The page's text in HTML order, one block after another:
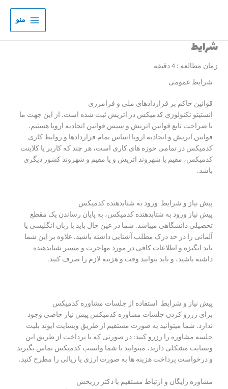
منو
شرایط
زمان مطالعه : 4 دقیقه
شرایط عمومی
قوانین حاکم بر قراردادهای ملی و فرامرزی
انستیتو تکنولوژی کدمیکس در اتریش ثبت شده است. از این جهت ما
با صراحت تابع قوانین اتریش و سپس قوانین اتحادیه اروپا هستیم.
قوانین اتریش و اتحادیه اروپا اساس تمام قراردادها و روابط کاری
کدمیکس در تمامی حوزه های کاری است، هر چند که کاربر یا کلاینت
کدمیکس، مقیم یا شهروند اتریش و یا مقیم و شهروند کشور دیگری
باشد.
پیش نیاز و شرایط ورود به شتابدهنده کدمیکس
پیش نیاز ورود به شتابدهنده کدمیکس، به پایان رساندن یک مقطع
تحصیلی دانشگاهی میباشد. شما در عین حال باید با زبان انگلیسی یا
آلمانی را در حد درک مطلب آشنایی داشته باشید. علاوه بر این شما
باید انگیزه و اطلاعات کافی در مورد مهاجرت و مسیر شتابدهنده
داشته باشید، و باید بتوانید وقت و هزینه لازم را صرف کنید.
پیش نیاز و شرایط استفاده از جلسات مشاوره کدمیکس
برای رزرو کردن جلسات مشاوره کدمیکس پیش نیاز خاصی وجود
ندارد. شما میتوانید به صورت مستقیم از طریق وبسایت ایوند بلیت
جلسه مشاوره را رزرو کنید: در صورتی که با پرداخت از طریق این
وبسایت مشکلی دارید، میتوانید با شما واتسپ کدمیکس تماس بگیرید
و درخواست پرداخت هزینه ها به صورت ارزی یا ریالی را مطرح کنید.
مشاوره رایگان و ارتباط مستقیم با دکتر زربخش